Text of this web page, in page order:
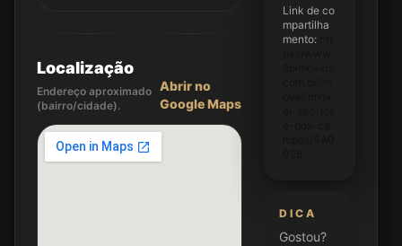
Localização
Endereço aproximado
(bairro/cidade).
Abrir no
Google Maps
Link de co
mpartilha
mento:
DICA
Gostou?